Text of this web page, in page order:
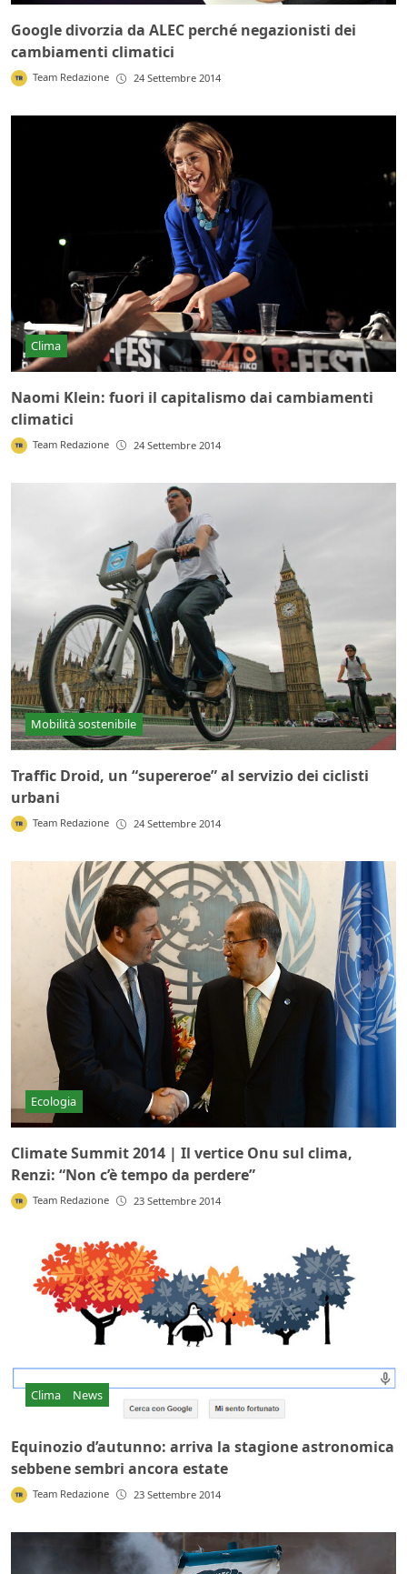
Google divorzia da ALEC perché negazionisti dei
cambiamenti climatici
Team Redazione 24 Settembre 2014
Clima
Naomi Klein: fuori il capitalismo dai cambiamenti
climatici
Team Redazione 24 Settembre 2014
Mobilità sostenibile
Traffic Droid, un “supereroe” al servizio dei ciclisti
urbani
Team Redazione 24 Settembre 2014
Ecologia
Climate Summit 2014 | Il vertice Onu sul clima,
Renzi: “Non c’è tempo da perdere”
Team Redazione 23 Settembre 2014
Clima News
Equinozio d’autunno: arriva la stagione astronomica
sebbene sembri ancora estate
Team Redazione 23 Settembre 2014